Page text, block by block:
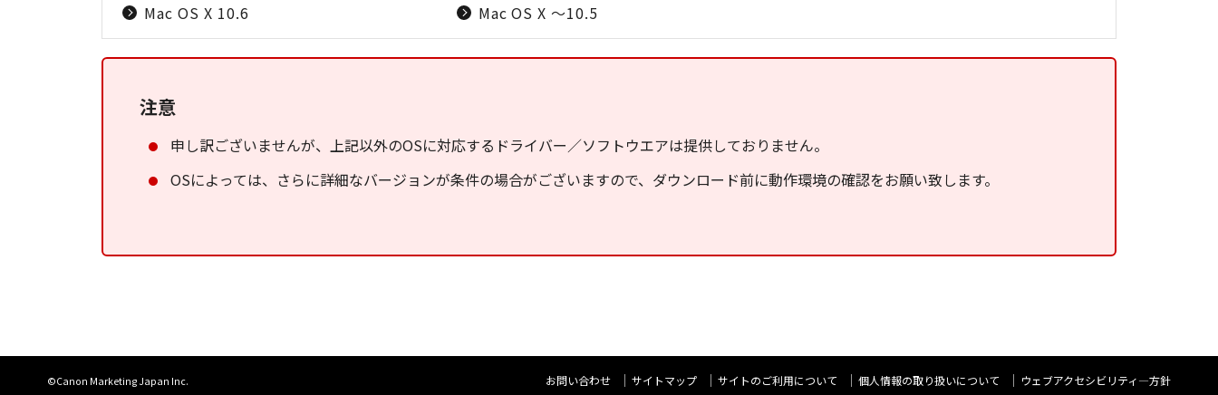
Mac OS X 10.6
Mac OS X ～10.5
注意
申し訳ございませんが、上記以外のOSに対応するドライバー／ソフトウエアは提供しておりません。
OSによっては、さらに詳細なバージョンが条件の場合がございますので、ダウンロード前に動作環境の確認をお願い致します。
お問い合わせ サイトマップ サイトのご利用について 個人情報の取り扱いについて ウェブアクセシビリティ―方針
©Canon Marketing Japan Inc.